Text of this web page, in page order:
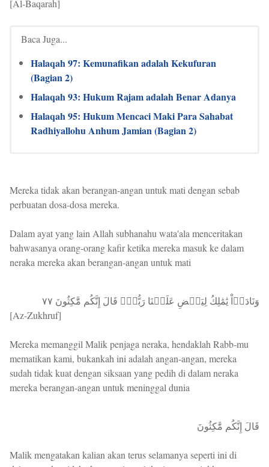
[Al-Baqarah]
Baca Juga...
Halaqah 97: Kemunafikan adalah Kekufuran
(Bagian 2)
Halaqah 93: Hukum Rajam adalah Benar Adanya
Halaqah 95: Hukum Mencaci Maki Para Sahabat
Radhiyallohu Anhum Jamian (Bagian 2)
Mereka tidak akan berangan-angan untuk mati dengan sebab
perbuatan dosa-dosa mereka.
Dalam ayat yang lain Allah subhanahu wata'ala menceritakan
bahwasanya orang-orang kafir ketika mereka masuk ke dalam
neraka mereka akan berangan-angan untuk mati
وَنَادَوۡاْ يَٰمَٰلِكُ لِيَقۡضِ عَلَيۡنَا رَبُّكَۖ قَالَ إِنَّكُم مَّٰكِثُونَ ٧٧
[Az-Zukhruf]
Mereka memanggil Malik penjaga neraka, hendaklah Rabb-mu
mematikan kami, bukankah ini adalah angan-angan, mereka
sudah tidak kuat dengan siksaan yang pedih di dalam neraka
mereka berangan-angan untuk meninggal dunia
قَالَ إِنَّكُم مَّٰكِثُونَ
Malik mengatakan kalian akan terus selamanya seperti ini di